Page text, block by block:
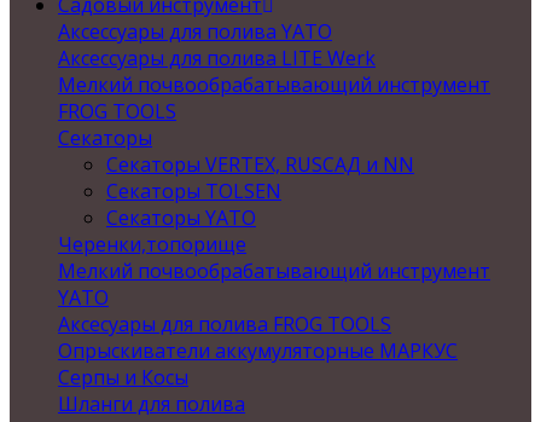
Аксессуары для полива YATO
Аксессуары для полива LITE Werk
Мелкий почвообрабатывающий инструмент
FROG TOOLS
Секаторы
Секаторы VERTEX, RUSСАД и NN
Секаторы TOLSEN
Секаторы YATO
Черенки,топорище
Мелкий почвообрабатывающий инструмент
YATO
Аксесуары для полива FROG TOOLS
Опрыскиватели аккумуляторные МАРКУС
Серпы и Косы
Шланги для полива